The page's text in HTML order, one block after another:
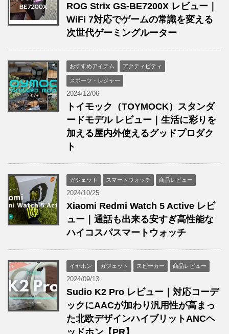
ROG Strix GS-BE7200X レビュー｜
WiFi 7対応でゲームの常識を変える
次世代ゲーミングルーター
おすすめアイテム アクティビティ
スポーツ・レジャー
2024/12/06
トイモック（TOYMOCK）スタンダ
ードモデル レビュー｜生活に彩りを
加える屋内外使えるグッドプロダク
ト
ガジェット スマートウォッチ 商品レビュー
2024/10/25
Xiaomi Redmi Watch 5 Active レビ
ュー｜通話も出来る安すぎ高性能な
ハイコスパスマートウォッチ
イヤホン ガジェット スピーカー 商品レビュー
2024/09/13
Sudio K2 Pro レビュー｜対応コーデ
ックにAACが加わり汎用性が高まっ
た北欧デザインハイブリットANCヘ
ッドホン【PR】